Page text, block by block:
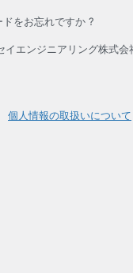
ドをお忘れですか ?
イエンジニアリング株式会
個人情報の取扱いについて